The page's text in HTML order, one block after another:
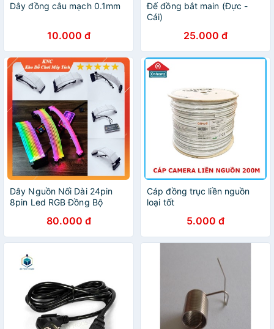
Dây đồng câu mạch 0.1mm
10.000 đ
Đế đồng bắt main (Đực -
Cái)
25.000 đ
Dây Nguồn Nối Dài 24pin
8pin Led RGB Đồng Bộ
Coomoon RGB, hàng Ambino
80.000 đ
Cáp đồng trục liền nguồn
loại tốt
5.000 đ